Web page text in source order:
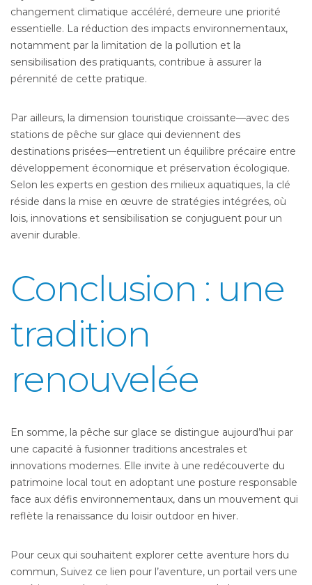
changement climatique accéléré, demeure une priorité
essentielle. La réduction des impacts environnementaux,
notamment par la limitation de la pollution et la
sensibilisation des pratiquants, contribue à assurer la
pérennité de cette pratique.
Par ailleurs, la dimension touristique croissante—avec des
stations de pêche sur glace qui deviennent des
destinations prisées—entretient un équilibre précaire entre
développement économique et préservation écologique.
Selon les experts en gestion des milieux aquatiques, la clé
réside dans la mise en œuvre de stratégies intégrées, où
lois, innovations et sensibilisation se conjuguent pour un
avenir durable.
Conclusion : une
tradition
renouvelée
En somme, la pêche sur glace se distingue aujourd’hui par
une capacité à fusionner traditions ancestrales et
innovations modernes. Elle invite à une redécouverte du
patrimoine local tout en adoptant une posture responsable
face aux défis environnementaux, dans un mouvement qui
reflète la renaissance du loisir outdoor en hiver.
Pour ceux qui souhaitent explorer cette aventure hors du
commun, Suivez ce lien pour l’aventure, un portail vers une